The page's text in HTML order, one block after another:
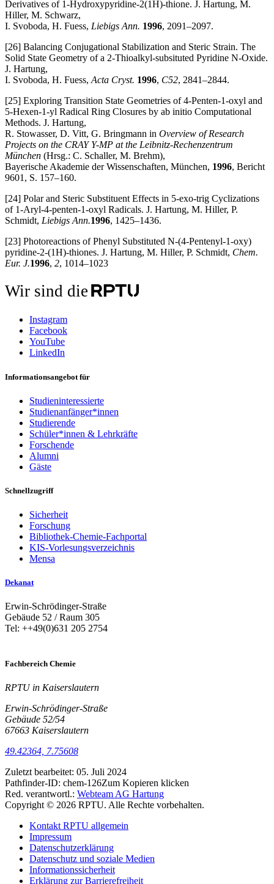
Derivatives of 1-Hydroxypyridine-2(1H)-thione. J. Hartung, M.
Hiller, M. Schwarz,
I. Svoboda, H. Fuess, Liebigs Ann. 1996, 2091–2097.
[26] Balancing Conjugational Stabilization and Steric Strain. The
Solid State Geometry of a 2-Thioalkyl-subsituted Pyridine N-Oxide.
J. Hartung,
I. Svoboda, H. Fuess,Acta Cryst. 1996, C52, 2841–2844.
[25] Exploring Transition State Geometries of 4-Penten-1-oxyl and
5-Hexen-1-yl Radical Ring Closures by ab initio Computational
Methods. J. Hartung,
R. Stowasser, D. Vitt, G. Bringmann in Overview of Research
Projects on the CRAY Y-MP at the Leibnitz-Rechenzentrum
München (Hrsg.: C. Schaller, M. Brehm),
Bayerische Akademie der Wissenschaften, München, 1996, Bericht
9601, S. 157–160.
[24] Polar and Steric Substituent Effects in 5-exo-trig Cyclizations
of 1-Aryl-4-penten-1-oxyl Radicals. J. Hartung, M. Hiller, P.
Schmidt, Liebigs Ann.1996, 1425–1436.
[23] Photoreactions of Phenyl Substituted N-(4-Pentenyl-1-oxy)
pyridine-2-(1H)-thiones. J. Hartung, M. Hiller, P. Schmidt, Chem.
Eur. J.1996, 2, 1014–1023
Wir sind die
Instagram
Facebook
YouTube
LinkedIn
Informationsangebot für
Studieninteressierte
Studienanfänger*innen
Studierende
Schüler*innen & Lehrkräfte
Forschende
Alumni
Gäste
Schnellzugriff
Sicherheit
Forschung
Bibliothek-Chemie-Fachportal
KIS-Vorlesungsverzeichnis
Mensa
Dekanat
Erwin-Schrödinger-Straße
Gebäude 52 / Raum 305
Tel: ++49(0)631 205 2754
Fachbereich Chemie
RPTU in Kaiserslautern
Erwin-Schrödinger-Straße
Gebäude 52/54
67663 Kaiserslautern
49.42364, 7.75608
Zuletzt bearbeitet: 05. Juli 2024
Pathfinder-ID: chem-126Zum Kopieren klicken
Red. verantwortl.: Webteam AG Hartung
Copyright © 2026 RPTU. Alle Rechte vorbehalten.
Kontakt RPTU allgemein
Impressum
Datenschutzerklärung
Datenschutz und soziale Medien
Informationssicherheit
Erklärung zur Barrierefreiheit